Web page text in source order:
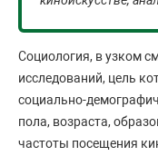
Социология, в узком
исследований, цель
социально-
пола, возраста,
частоты посещения